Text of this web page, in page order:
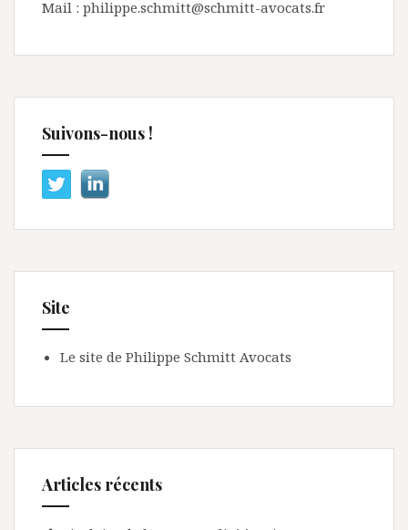
Mail : philippe.schmitt@schmitt-avocats.fr
Suivons-nous !
Site
Le site de Philippe Schmitt Avocats
Articles récents